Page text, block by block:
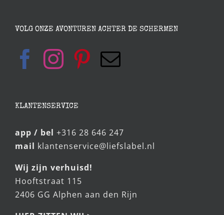
VOLG ONZE AVONTUREN ACHTER DE SCHERMEN
KLANTENSERVICE
app / bel +316 28 646 247
mail klantenservice@liefslabel.nl
Wij zijn verhuisd!
Hooftstraat 115
2406 GG Alphen aan den Rijn